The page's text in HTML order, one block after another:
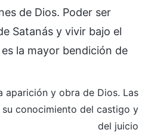
de Dios. Poder ser
Satanás y vivir bajo el
la mayor bendición de
aparición y obra de Dios. Las
conocimiento del castigo y
del juicio